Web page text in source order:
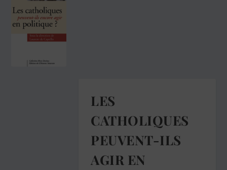
LES
CATHOLIQUES
PEUVENT-ILS
AGIR EN